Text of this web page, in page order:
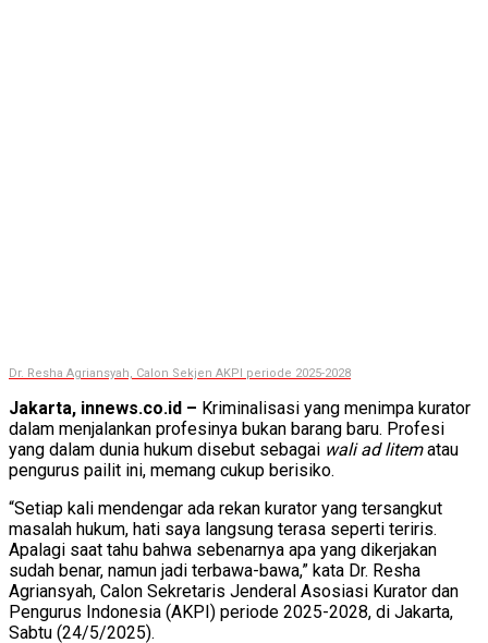
Dr. Resha Agriansyah, Calon Sekjen AKPI periode 2025-2028
Jakarta, innews.co.id – Kriminalisasi yang menimpa kurator
dalam menjalankan profesinya bukan barang baru. Profesi
yang dalam dunia hukum disebut sebagai wali ad litematau
pengurus pailit ini, memang cukup berisiko.
“Setiap kali mendengar ada rekan kurator yang tersangkut
masalah hukum, hati saya langsung terasa seperti teriris.
Apalagi saat tahu bahwa sebenarnya apa yang dikerjakan
sudah benar, namun jadi terbawa-bawa,” kata Dr. Resha
Agriansyah, Calon Sekretaris Jenderal Asosiasi Kurator dan
Pengurus Indonesia (AKPI) periode 2025-2028, di Jakarta,
Sabtu (24/5/2025).